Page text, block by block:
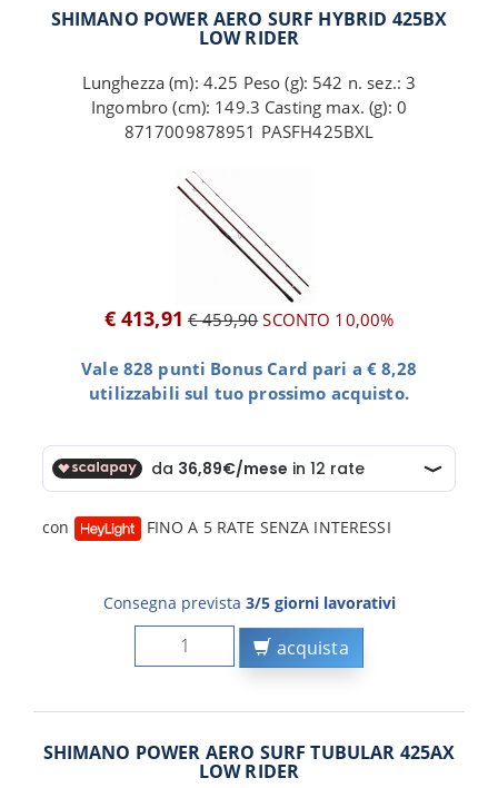
SHIMANO POWER AERO SURF HYBRID 425BX
LOW RIDER
Lunghezza (m): 4.25 Peso (g): 542 n. sez.: 3
Ingombro (cm): 149.3 Casting max. (g): 0
8717009878951 PASFH425BXL
€ 413,91 € 459,90SCONTO 10,00%
Vale 828 punti Bonus Card pari a € 8,28
utilizzabili sul tuo prossimo acquisto.
con FINO A 5 RATE SENZA INTERESSI
Consegna prevista 3/5 giorni lavorativi
acquista
SHIMANO POWER AERO SURF TUBULAR 425AX
LOW RIDER